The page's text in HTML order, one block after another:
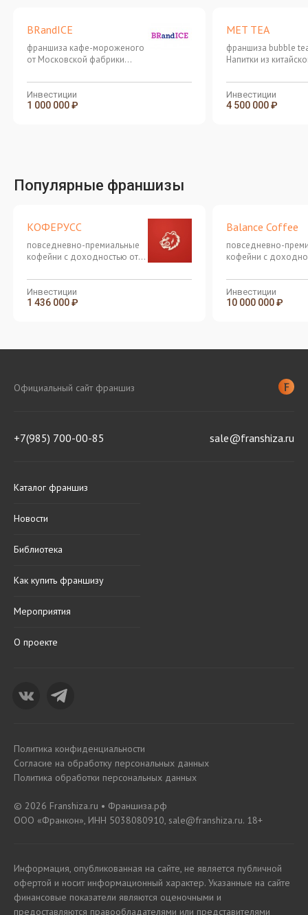
BRandICE
франшиза кафе-мороженого
от Московской фабрики
Инвестиции
1 000 000 ₽
MET TEA
франшиза bubble
Напитки из
современными
MAKE THE WORLD
CHINESE TEA
Инвестиции
4 500 000 ₽
Популярные франшизы
КОФЕРУСС
повседневно-премиальные
кофейни с доходностью от
Инвестиции
1 436 000 ₽
Balance Coffee
повседневно-
кофейни с
Инвестиции
10 000 000 ₽
Официальный сайт франшиз
+7(985) 700-00-85 sale@franshiza.ru
Каталог франшиз
Новости
Библиотека
Как купить франшизу
Мероприятия
О проекте
Политика конфиденциальности
Согласие на обработку персональных данных
Политика обработки персональных данных
© 2026 Franshiza.ru • Франшиза.рф
ООО «Франкон», ИНН 5038080910, sale@franshiza.ru. 18+
Информация, опубликованная на сайте, не является публичной
офертой и носит информационный характер. Указанные на сайте
финансовые показатели являются оценочными и
предоставляются правообладателями или представителями